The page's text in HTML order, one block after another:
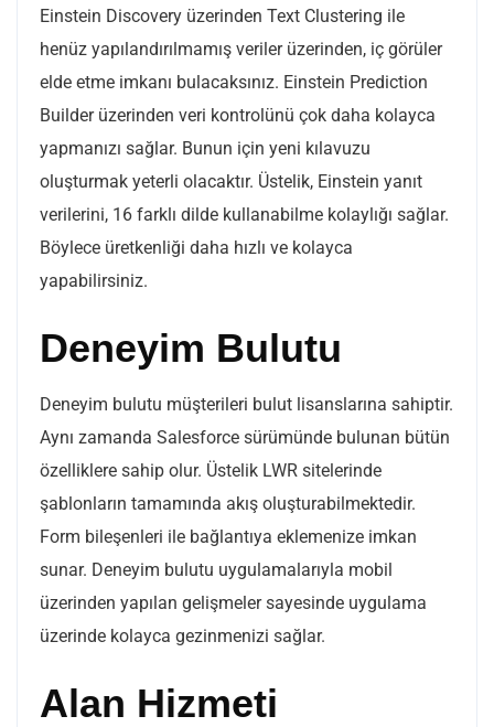
Einstein Discovery üzerinden Text Clustering ile
henüz yapılandırılmamış veriler üzerinden, iç görüler
elde etme imkanı bulacaksınız. Einstein Prediction
Builder üzerinden veri kontrolünü çok daha kolayca
yapmanızı sağlar. Bunun için yeni kılavuzu
oluşturmak yeterli olacaktır. Üstelik, Einstein yanıt
verilerini, 16 farklı dilde kullanabilme kolaylığı sağlar.
Böylece üretkenliği daha hızlı ve kolayca
yapabilirsiniz.
Deneyim Bulutu
Deneyim bulutu müşterileri bulut lisanslarına sahiptir.
Aynı zamanda Salesforce sürümünde bulunan bütün
özelliklere sahip olur. Üstelik LWR sitelerinde
şablonların tamamında akış oluşturabilmektedir.
Form bileşenleri ile bağlantıya eklemenize imkan
sunar. Deneyim bulutu uygulamalarıyla mobil
üzerinden yapılan gelişmeler sayesinde uygulama
üzerinde kolayca gezinmenizi sağlar.
Alan Hizmeti